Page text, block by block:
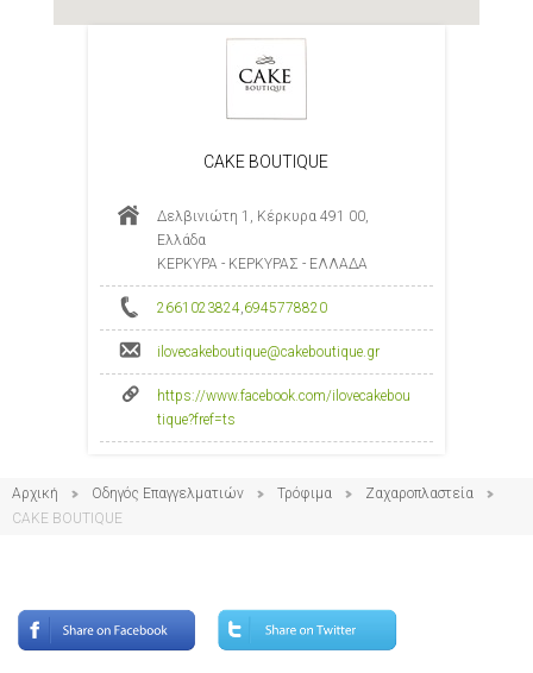
CAKE BOUTIQUE
Δελβινιώτη 1, Κέρκυρα 491 00,
Ελλάδα
ΚΕΡΚΥΡΑ - ΚΕΡΚΥΡΑΣ - ΕΛΛΑΔΑ
2661023824,6945778820
ilovecakeboutique@cakeboutique.gr
https://www.facebook.com/ilovecakebou
tique?fref=ts
Αρχική Οδηγός Επαγγελματιών Τρόφιμα
Ζαχαροπλαστεία
CAKE BOUTIQUE